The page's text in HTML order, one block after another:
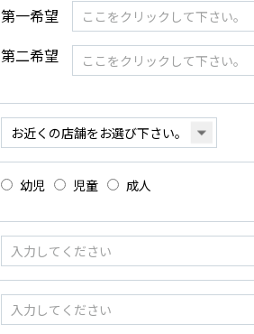
第一希望
第二希望
幼児 児童 成人